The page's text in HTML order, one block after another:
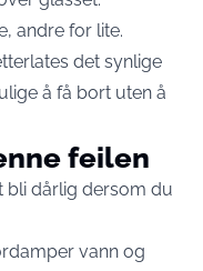
andre for lite.
det synlige
å få bort uten å
feilen
bli dårlig dersom du
vann og